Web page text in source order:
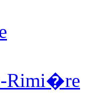
Rimi�re